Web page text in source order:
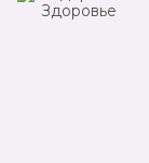
Здоровье